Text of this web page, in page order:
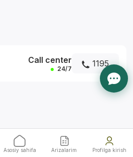
Call center
24/7 1195
Asosiy sahifa Arizalarim Profilga kirish